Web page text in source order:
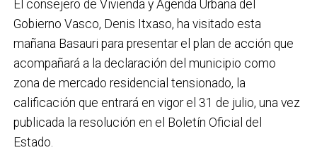
régimen de autoconsumo, que hacen de Basauri un
municipio más sostenible y preparado para el futuro.
En ese sentido, estamos trabajando en acciones de
clima y energía, entre las que destacan el diseño de
una red de refugios climáticos, junto con un Plan de
Actuación ante Episodios de Altas Temperaturas,
como las que recientemente hemos sufrido.
El consejero de Vivienda y Agenda Urbana del
Gobierno Vasco, Denis Itxaso, ha visitado esta
mañana Basauri para presentar el plan de acción que
acompañará a la declaración del municipio como
zona de mercado residencial tensionado, la
calificación que entrará en vigor el 31 de julio, una vez
publicada la resolución en el Boletín Oficial del
Estado.